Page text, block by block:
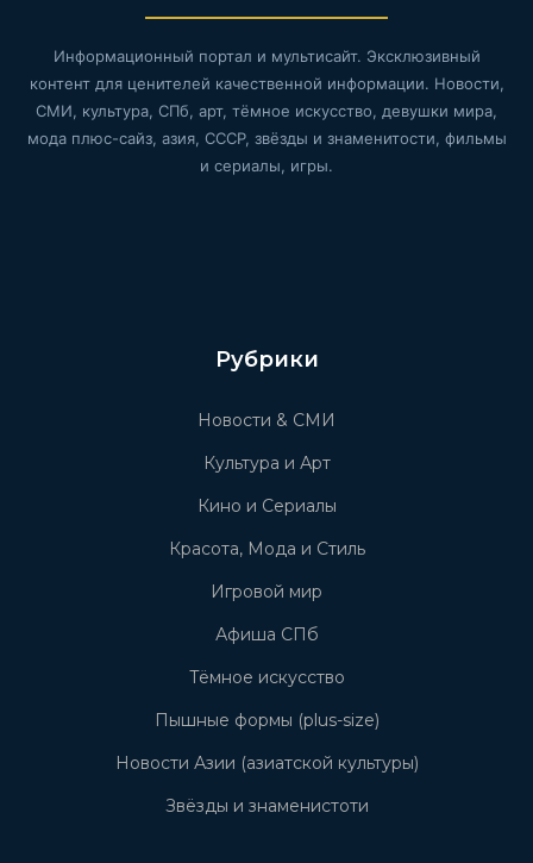
Информационный портал и мультисайт. Эксклюзивный
контент для ценителей качественной информации. Новости,
СМИ, культура, СПб, арт, тёмное искусство, девушки мира,
мода плюс-сайз, азия, СССР, звёзды и знаменитости, фильмы
и сериалы, игры.
Рубрики
Новости & СМИ
Культура и Арт
Кино и Сериалы
Красота, Мода и Стиль
Игровой мир
Афиша СПб
Тёмное искусство
Пышные формы (plus-size)
Новости Азии (азиатской культуры)
Звёзды и знаменистоти